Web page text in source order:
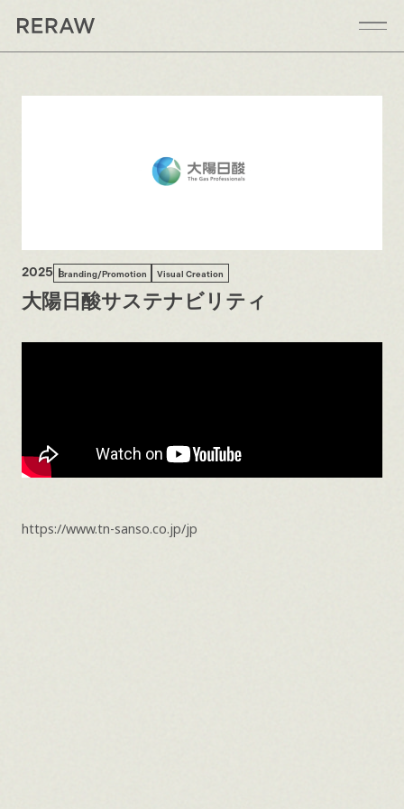
2025 Branding/Promotion Visual Creation
大陽日酸サステナビリティ
https://www.tn-sanso.co.jp/jp